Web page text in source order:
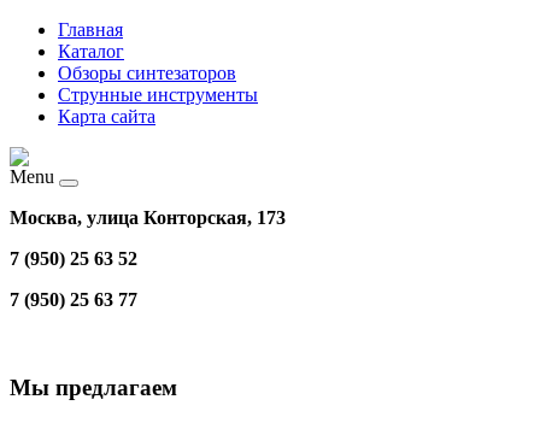
Главная
Каталог
Обзоры синтезаторов
Струнные инструменты
Карта сайта
Menu
Москва, улица Конторская, 173
7 (950) 25 63 52
7 (950) 25 63 77
Мы предлагаем